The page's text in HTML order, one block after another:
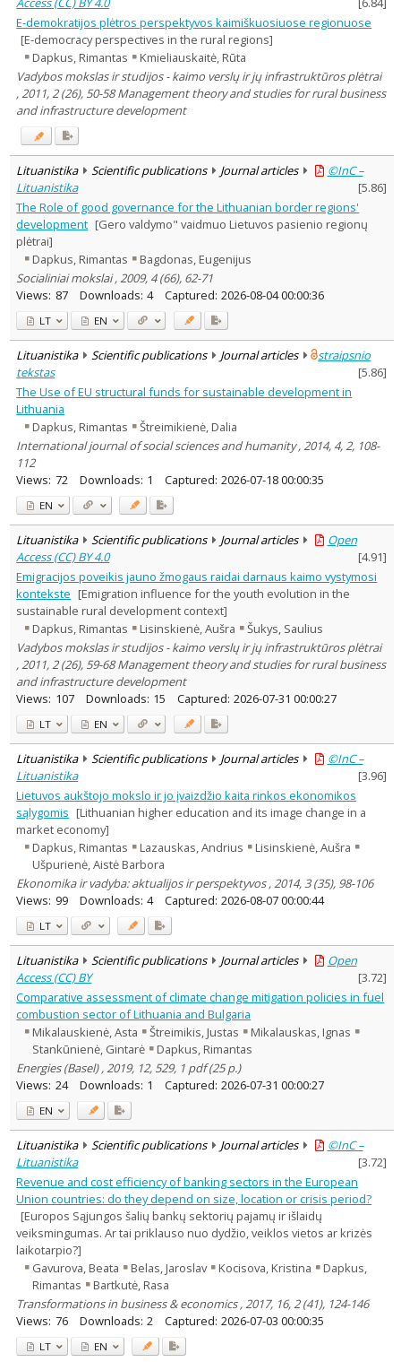
E-demokratijos plėtros perspektyvos kaimiškuosiuose regionuose
[E-democracy perspectives in the rural regions]
Dapkus, Rimantas
Kmieliauskaitė, Rūta
Vadybos mokslas ir studijos - kaimo verslų ir jų infrastruktūros plėtrai
, 2011, 2 (26), 50-58 Management theory and studies for rural business
and infrastructure development
Lituanistika Scientific publications Journal articles
©InC –
Lituanistika
[5.86]
The Role of good governance for the Lithuanian border regions'
development [Gero valdymo" vaidmuo Lietuvos pasienio regionų
plėtrai]
Dapkus, Rimantas
Bagdonas, Eugenijus
Socialiniai mokslai , 2009, 4 (66), 62-71
Views: 87 Downloads: 4 Captured: 2026-08-04 00:00:36
LT EN
Lituanistika Scientific publications Journal articles
straipsnio
tekstas
[5.86]
The Use of EU structural funds for sustainable development in
Lithuania
Dapkus, Rimantas
Štreimikienė, Dalia
International journal of social sciences and humanity , 2014, 4, 2, 108-
112
Views: 72 Downloads: 1 Captured: 2026-07-18 00:00:35
EN
Lituanistika Scientific publications Journal articles
Open
Access (CC) BY 4.0
[4.91]
Emigracijos poveikis jauno žmogaus raidai darnaus kaimo vystymosi
kontekste [Emigration influence for the youth evolution in the
sustainable rural development context]
Dapkus, Rimantas
Lisinskienė, Aušra
Šukys, Saulius
Vadybos mokslas ir studijos - kaimo verslų ir jų infrastruktūros plėtrai
, 2011, 2 (26), 59-68 Management theory and studies for rural business
and infrastructure development
Views: 107 Downloads: 15 Captured: 2026-07-31 00:00:27
LT EN
Lituanistika Scientific publications Journal articles
©InC –
Lituanistika
[3.96]
Lietuvos aukštojo mokslo ir jo įvaizdžio kaita rinkos ekonomikos
sąlygomis [Lithuanian higher education and its image change in a
market economy]
Dapkus, Rimantas
Lazauskas, Andrius
Lisinskienė, Aušra
Ušpurienė, Aistė Barbora
Ekonomika ir vadyba: aktualijos ir perspektyvos , 2014, 3 (35), 98-106
Views: 99 Downloads: 4 Captured: 2026-08-07 00:00:44
LT
Lituanistika Scientific publications Journal articles
Open
Access (CC) BY
[3.72]
Comparative assessment of climate change mitigation policies in fuel
combustion sector of Lithuania and Bulgaria
Mikalauskienė, Asta
Štreimikis, Justas
Mikalauskas, Ignas
Stankūnienė, Gintarė
Dapkus, Rimantas
Energies (Basel) , 2019, 12, 529, 1 pdf (25 p.)
Views: 24 Downloads: 1 Captured: 2026-07-31 00:00:27
EN
Lituanistika Scientific publications Journal articles
©InC –
Lituanistika
[3.72]
Revenue and cost efficiency of banking sectors in the European
Union countries: do they depend on size, location or crisis period?
[Europos Sąjungos šalių bankų sektorių pajamų ir išlaidų
veiksmingumas. Ar tai priklauso nuo dydžio, veiklos vietos ar krizės
laikotarpio?]
Gavurova, Beata
Belas, Jaroslav Kocisova, Kristina
Dapkus,
Rimantas
Bartkutė, Rasa
Transformations in business & economics , 2017, 16, 2 (41), 124-146
Views: 76 Downloads: 2 Captured: 2026-07-03 00:00:35
LT EN